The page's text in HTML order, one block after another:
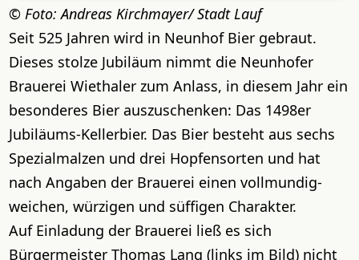
Foto: Andreas Kirchmayer/ Stadt Lauf
Seit 525 Jahren wird in Neunhof Bier gebraut.
Dieses stolze Jubiläum nimmt die Neunhofer
Brauerei Wiethaler zum Anlass, in diesem Jahr ein
besonderes Bier auszuschenken: Das 1498er
Jubiläums-Kellerbier. Das Bier besteht aus sechs
Spezialmalzen und drei Hopfensorten und hat
nach Angaben der Brauerei einen vollmundig-
weichen, würzigen und süffigen Charakter.
Auf Einladung der Brauerei ließ es sich
Bürgermeister Thomas Lang (links im Bild) nicht